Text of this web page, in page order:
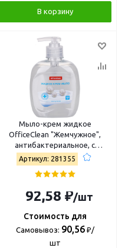
В корзину
Мыло-крем жидкое
OfficeClean "Жемчужное",
антибактериальное, с
дозатором, 300мл 281355
Артикул: 281355
92,58 ₽/шт
Стоимость для
Самовывоз: 90,56₽/
шт